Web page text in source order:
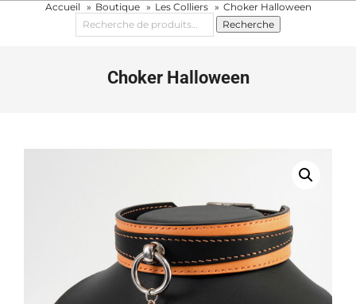
Accueil Boutique Les Colliers
Choker Halloween
Recherche
pour :
Recherche
Choker Halloween